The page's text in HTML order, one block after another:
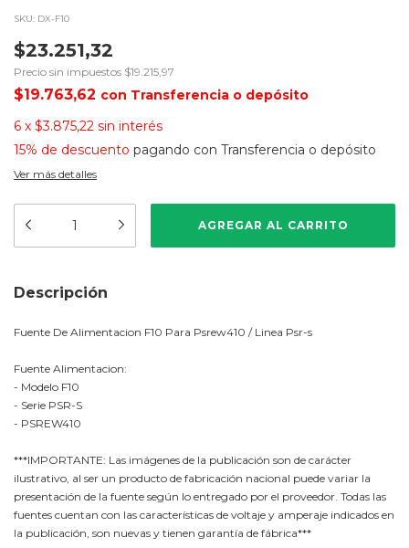
SKU: DX-F10
$23.251,32
Precio sin impuestos $19.215,97
$19.763,62 con Transferencia o depósito
6 x $3.875,22 sin interés
15% de descuento pagando con Transferencia o depósito
Ver más detalles
Descripción
Fuente De Alimentacion F10 Para Psrew410 / Linea Psr-s
Fuente Alimentacion:
- Modelo F10
- Serie PSR-S
- PSREW410
***IMPORTANTE: Las imágenes de la publicación son de carácter
ilustrativo, al ser un producto de fabricación nacional puede variar la
presentación de la fuente según lo entregado por el proveedor. Todas las
fuentes cuentan con las características de voltaje y amperaje indicados en
la publicación, son nuevas y tienen garantía de fábrica***